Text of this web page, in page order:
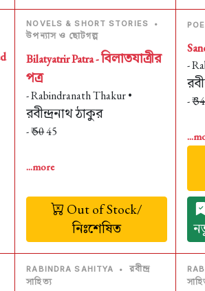
NOVELS & SHORT STORIES •
উপন্যাস ও ছোটগল্প
Bilatyatrir Patra -বিলাতযাত্রীর
পত্র
- Rabindranath Thakur •
রবীন্দ্রনাথ ঠাকুর
- ₹5045
...more
Out of Stock/
নিঃশেষিত
-
- ₹
RABINDRA SAHITYA •
রবীন্দ্র
সাহিত্য